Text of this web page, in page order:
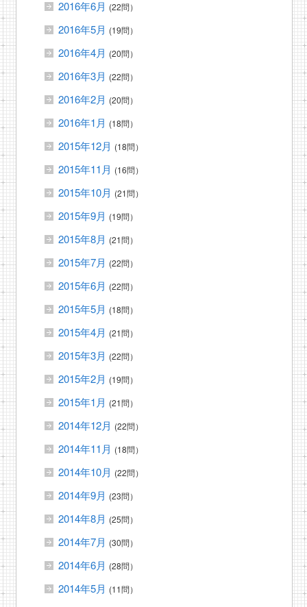
2016年6月 (22問）
2016年5月 (19問）
2016年4月 (20問）
2016年3月 (22問）
2016年2月 (20問）
2016年1月 (18問）
2015年12月 (18問）
2015年11月 (16問）
2015年10月 (21問）
2015年9月 (19問）
2015年8月 (21問）
2015年7月 (22問）
2015年6月 (22問）
2015年5月 (18問）
2015年4月 (21問）
2015年3月 (22問）
2015年2月 (19問）
2015年1月 (21問）
2014年12月 (22問）
2014年11月 (18問）
2014年10月 (22問）
2014年9月 (23問）
2014年8月 (25問）
2014年7月 (30問）
2014年6月 (28問）
2014年5月 (11問）